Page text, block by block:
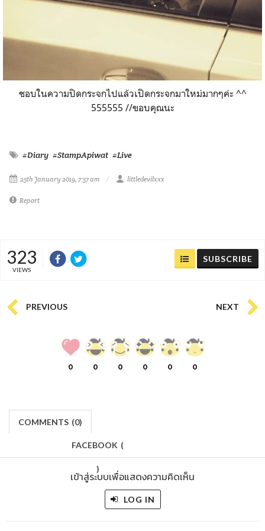
ชอบในความปิดกระจกไปแล้วเปิดกระจกมาใหม่มากๆค่ะ ^^
555555 //ขอบคุณนะ
#Diary #StampApiwat #Live
25th January 2019, 7:57 am littledevilxxx
Report
323
VIEWS
SUBSCRIBE
PREVIOUS NEXT
0 0 0 0 0 0
COMMENTS (0)
FACEBOOK (
)
เข้าสู่ระบบเพื่อแสดงความคิดเห็น
LOG IN